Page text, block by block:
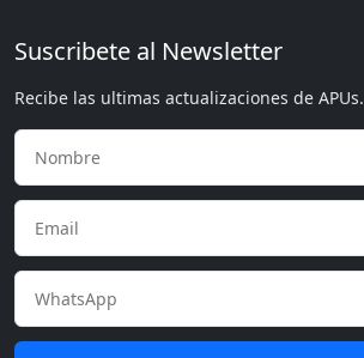
Suscribete al Newsletter
Recibe las ultimas actualizaciones de APUs.